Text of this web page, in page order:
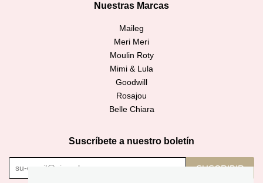
Nuestras Marcas
Maileg
Meri Meri
Moulin Roty
Mimi & Lula
Goodwill
Rosajou
Belle Chiara
Suscríbete a nuestro boletín
SUSCRIBIR